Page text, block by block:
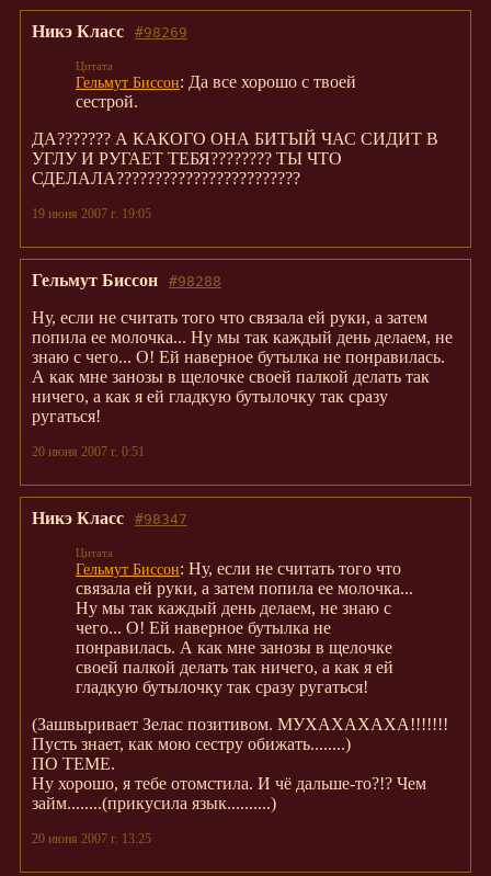
#98269
Никэ Класс
Гельмут Биссон: Да все хорошо с твоей
сестрой.
ДА??????? А КАКОГО ОНА БИТЫЙ ЧАС СИДИТ В
УГЛУ И РУГАЕТ ТЕБЯ???????? ТЫ ЧТО
СДЕЛАЛА????????????????????????
19 июня 2007 г. 19:05
#98288
Гельмут Биссон
Ну, если не считать того что связала ей руки, а затем
попила ее молочка... Ну мы так каждый день делаем, не
знаю с чего... О! Ей наверное бутылка не понравилась.
А как мне занозы в щелочке своей палкой делать так
ничего, а как я ей гладкую бутылочку так сразу
ругаться!
20 июня 2007 г. 0:51
#98347
Никэ Класс
Гельмут Биссон: Ну, если не считать того что
связала ей руки, а затем попила ее молочка...
Ну мы так каждый день делаем, не знаю с
чего... О! Ей наверное бутылка не
понравилась. А как мне занозы в щелочке
своей палкой делать так ничего, а как я ей
гладкую бутылочку так сразу ругаться!
(Зашвыривает Зелас позитивом. МУХАХАХАХА!!!!!!!
Пусть знает, как мою сестру обижать........)
ПО ТЕМЕ.
Ну хорошо, я тебе отомстила. И чё дальше-то?!? Чем
займ........(прикусила язык..........)
20 июня 2007 г. 13:25